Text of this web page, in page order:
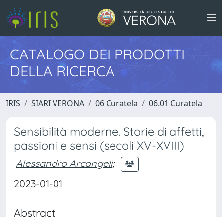
CATALOGO DEI PRODOTTI
DELLA RICERCA
IRIS SIARI VERONA 06 Curatela 06.01 Curatela
Sensibilità moderne. Storie di affetti,
passioni e sensi (secoli XV-XVIII)
Alessandro Arcangeli;
2023-01-01
Abstract